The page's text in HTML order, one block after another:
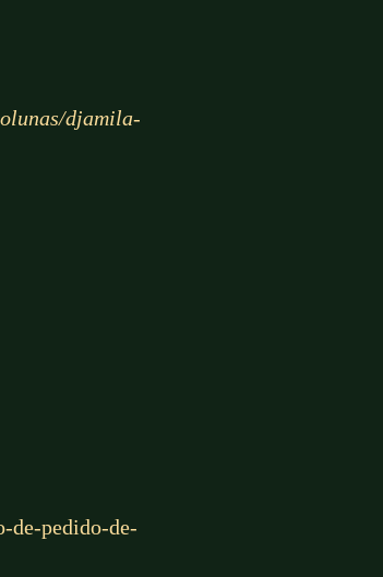
djamila-
de-pedido-de-